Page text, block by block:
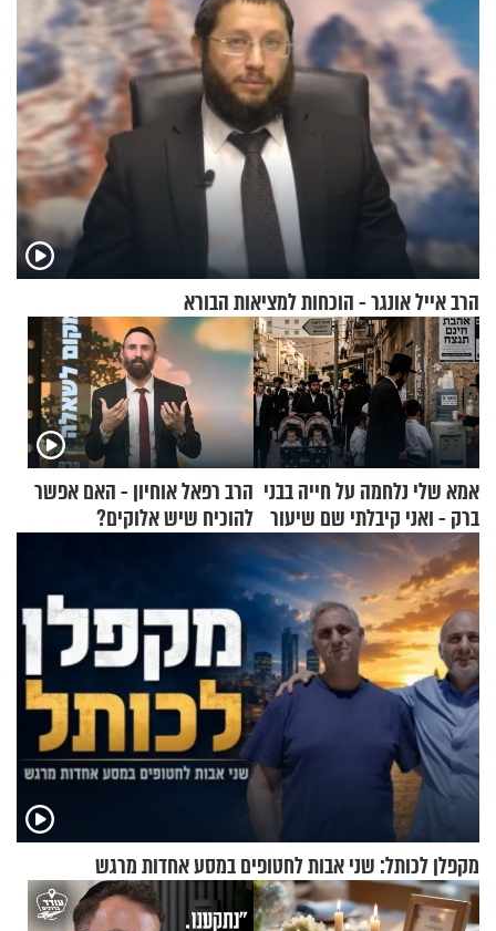
הרב אייל אונגר - הוכחות למציאות הבורא
אמא שלי נלחמה על חייה בבני
ברק - ואני קיבלתי שם שיעור
באהבת חינם
הרב רפאל אוחיון - האם אפשר
להוכיח שיש אלוקים?
מקפלן לכותל: שני אבות לחטופים במסע אחדות מרגש